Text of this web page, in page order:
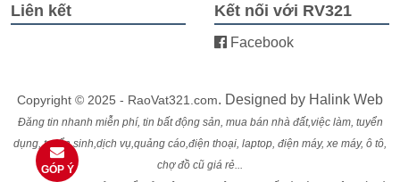
Liên kết Kết nối với RV321
Facebook
Copyright © 2025 - RaoVat321.com. Designed by Halink Web
Đăng tin nhanh miễn phí, tin bất động sản, mua bán nhà đất,việc làm, tuyển
dụng, tuyển sinh,dịch vụ,quảng cáo,điện thoại, laptop, điện máy, xe máy, ô tô,
chợ đồ cũ giá rẻ...
GÓP Ý